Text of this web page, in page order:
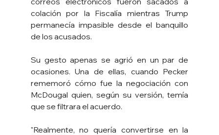
colación por la Fiscalía mientras Trump
permanecía impasible desde el banquillo
de los acusados.
Su gesto apenas se agrió en un par de
ocasiones. Una de ellas, cuando Pecker
rememoró cómo fue la negociación con
McDougal quien, según su versión, temía
que se filtrara el acuerdo.
"Realmente, no quería convertirse en la